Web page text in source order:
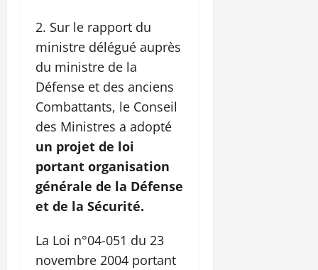
Sur le rapport du
ministre délégué auprès
du ministre de la
Défense et des anciens
Combattants, le Conseil
des Ministres a adopté
un projet de loi
portant organisation
générale de la Défense
et de la Sécurité.
La Loi n°04-051 du 23
novembre 2004 portant